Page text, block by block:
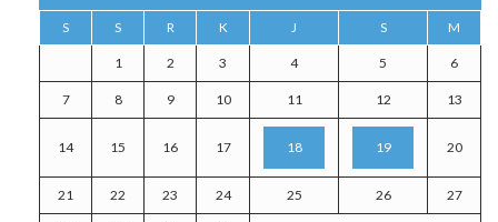
S S R K J S M
1 2 3 4 5 6
7 8 9 10 11 12 13
14 15 16 17 18 19 20
21 22 23 24 25 26 27